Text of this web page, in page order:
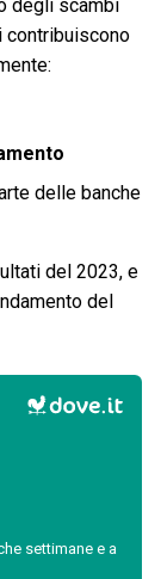
degli scambi
contribuiscono
delle banche
del 2023, e
del
settimane e a